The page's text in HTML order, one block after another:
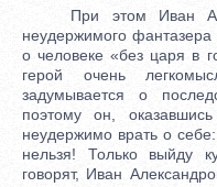
При этом Иван
неудержимого фантазера
о человеке «без царя в
герой очень
задумывается о
поэтому он,
неудержимо врать о
нельзя! Только выйду
говорят, Иван